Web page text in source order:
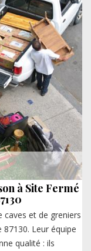
à Site Fermé
caves et de greniers
Leur équipe
qualité : ils